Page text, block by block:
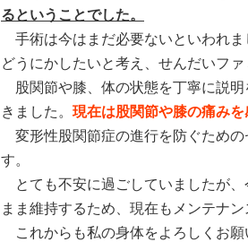
るということでした。
手術は今はまだ必要ないといわれ
どうにかしたいと考え、せんだいフ
股関節や膝、体の状態を丁寧に説
きました。 現在は股関節や膝の痛み
変形性股関節症の進行を防ぐための
す。
とても不安に過ごしていましたが
まま維持するため、現在もメンテナン
これからも私の身体をよろしくお願